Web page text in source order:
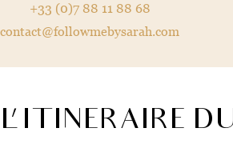
+33 (0)7 88 11 88 68
contact@followmebysarah.com
L'ITINERAIRE